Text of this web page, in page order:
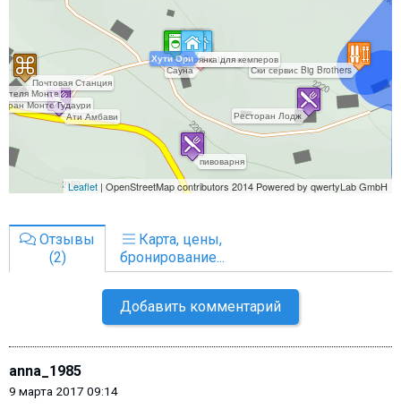
Отзывы
(2)
Карта, цены,
бронирование...
Добавить комментарий
anna_1985
9 марта 2017 09:14